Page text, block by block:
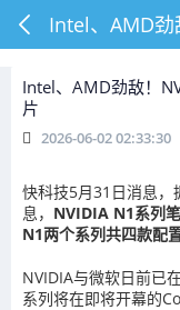
Intel、AMD劲敌！
片
2026-06-02 02:33:30
快科技5月31日消息
息， NVIDIA N1系列
N1两个系列共四款配置
NVIDIA与微软日前已
系列将在即将开幕的